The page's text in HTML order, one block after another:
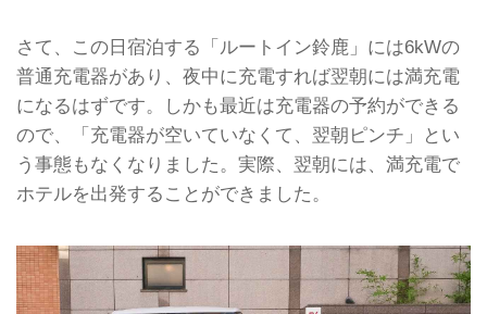
さて、この日宿泊する「ルートイン鈴鹿」には6kWの
普通充電器があり、夜中に充電すれば翌朝には満充電
になるはずです。しかも最近は充電器の予約ができる
ので、「充電器が空いていなくて、翌朝ピンチ」とい
う事態もなくなりました。実際、翌朝には、満充電で
ホテルを出発することができました。